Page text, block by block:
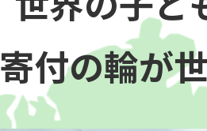
寄付の輪が